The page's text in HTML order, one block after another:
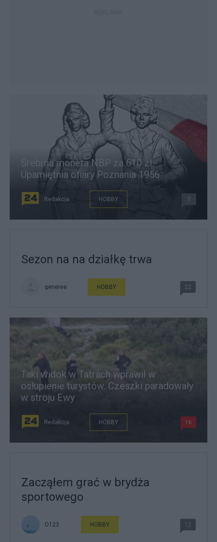
Srebrna moneta NBP za 610 zł.
Upamiętnia ofiary Poznania 1956
Redakcja HOBBY 1
Sezon na na działkę trwa
generee HOBBY 22
Taki widok w Tatrach wprawił w
osłupienie turystów. Czeszki paradowały
w stroju Ewy
Redakcja HOBBY 16
Zacząłem grać w brydża
sportowego
O123 HOBBY 12